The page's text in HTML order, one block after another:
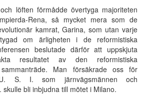
löften förmådde övertyga majoriteten
Rena, så mycket mera som de
kamrat, Garina, som utan varje
om ärligheten i de reformistiska
beslutade därför att uppskjuta
resultatet av den reformistiska
sammanträde. Man försäkrade oss för
S. I. som järnvägsmännen och
bli inbjudna till mötet i Milano.